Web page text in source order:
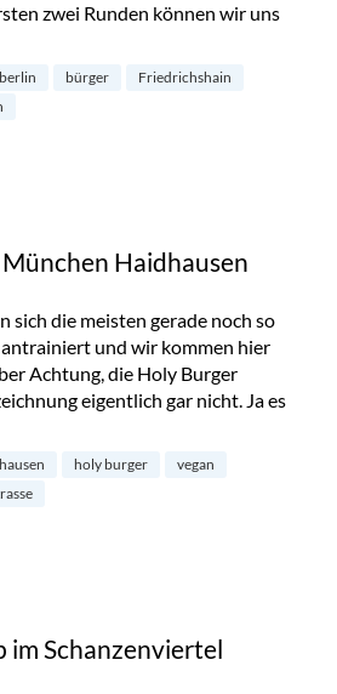
zwei Runden können wir uns
in Berlin Friedrichshain“
berlin bürger
Friedrichshain
Haidhausen
sich die meisten gerade noch so
und wir kommen hier
Achtung, die Holy Burger
eigentlich gar nicht. Ja es
Haidhausen“
holy burger
vegan
im Schanzenviertel